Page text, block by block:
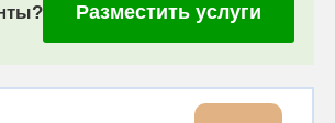
Разместить услуги